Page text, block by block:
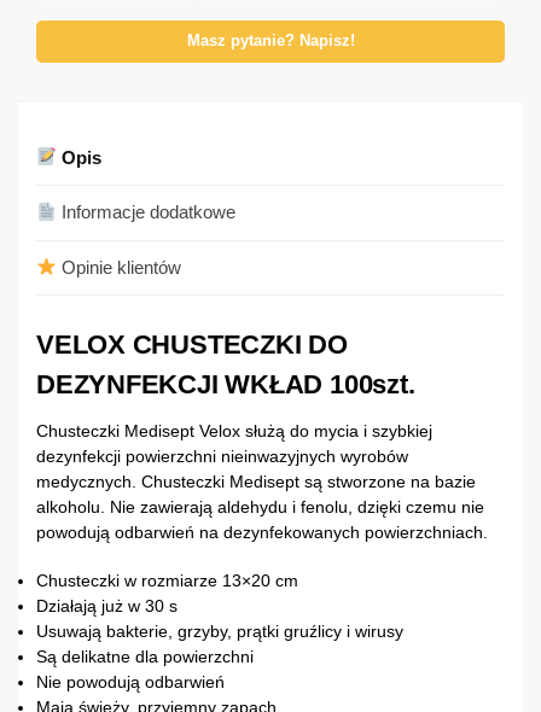
Masz pytanie? Napisz!
Opis
Informacje dodatkowe
Opinie klientów
VELOX CHUSTECZKI DO
DEZYNFEKCJI WKŁAD 100szt.
Chusteczki Medisept Velox służą do mycia i szybkiej
dezynfekcji powierzchni nieinwazyjnych wyrobów
medycznych. Chusteczki Medisept są stworzone na bazie
alkoholu. Nie zawierają aldehydu i fenolu, dzięki czemu nie
powodują odbarwień na dezynfekowanych powierzchniach.
Chusteczki w rozmiarze 13×20 cm
Działają już w 30 s
Usuwają bakterie, grzyby, prątki gruźlicy i wirusy
Są delikatne dla powierzchni
Nie powodują odbarwień
Mają świeży, przyjemny zapach